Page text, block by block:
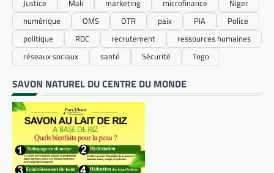
Justice
Mali marketing microfinance
Niger
numérique
OMS OTR paix PIA
Police
politique
RDC recrutement
ressources humaines
réseaux sociaux
santé Sécurité Togo
SAVON NATUREL DU CENTRE DU MONDE